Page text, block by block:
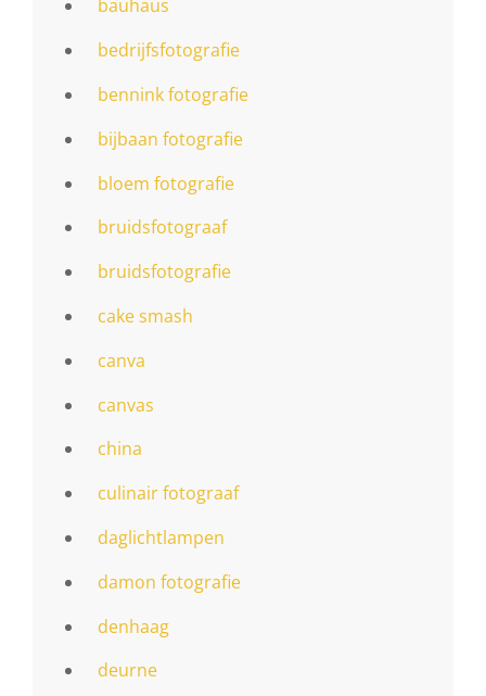
bauhaus
bedrijfsfotografie
bennink fotografie
bijbaan fotografie
bloem fotografie
bruidsfotograaf
bruidsfotografie
cake smash
canva
canvas
china
culinair fotograaf
daglichtlampen
damon fotografie
denhaag
deurne